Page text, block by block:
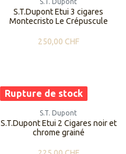
S.T. Dupont
S.T.Dupont Etui 3 cigares
Montecristo Le Crépuscule
250,00 CHF
Rupture de stock
S.T. Dupont
S.T.Dupont Etui 2 Cigares noir et
chrome grainé